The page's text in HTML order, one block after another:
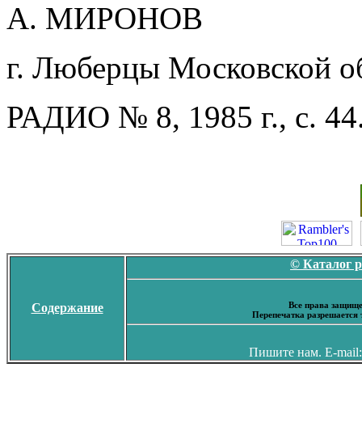
А. МИРОНОВ
г. Люберцы Московской
РАДИО № 8, 1985 г., с.
Содержание
© Каталог
Все права
Перепечатка
Пишите нам. E-